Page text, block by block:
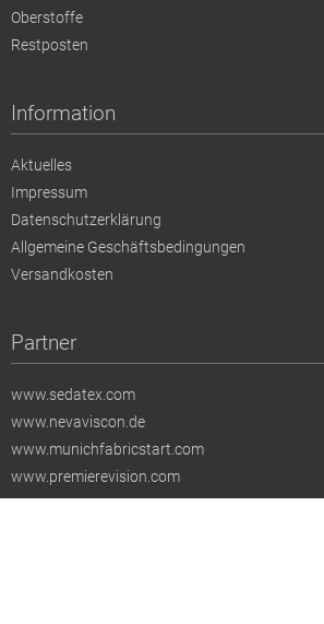
Oberstoffe
Restposten
Information
Aktuelles
Impressum
Datenschutzerklärung
Allgemeine Geschäftsbedingungen
Versandkosten
Partner
www.sedatex.com
www.nevaviscon.de
www.munichfabricstart.com
www.premierevision.com